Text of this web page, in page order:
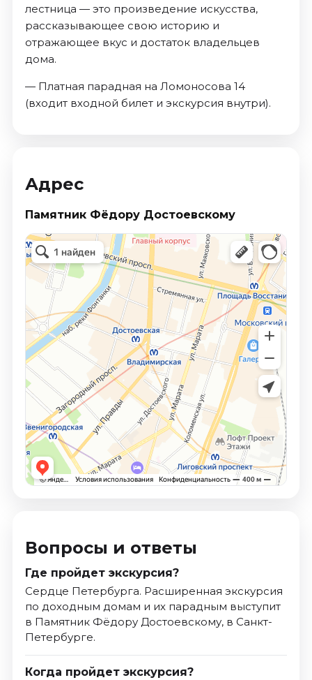
лестница — это произведение искусства,
рассказывающее свою историю и
отражающее вкус и достаток владельцев
дома.
— Платная парадная на Ломоносова 14
(входит входной билет и экскурсия внутри).
Адрес
Памятник Фёдору Достоевскому
Вопросы и ответы
Где пройдет экскурсия?
Сердце Петербурга. Расширенная экскурсия
по доходным домам и их парадным выступит
в Памятник Фёдору Достоевскому, в Санкт-
Петербурге.
Когда пройдет экскурсия?